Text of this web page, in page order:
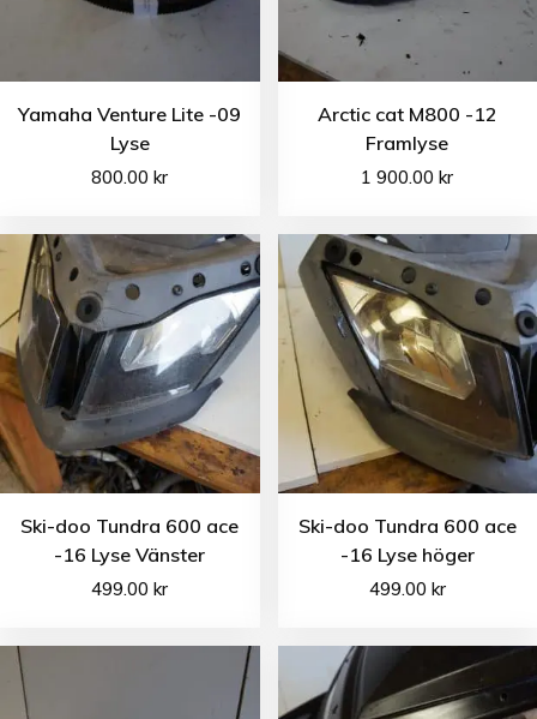
Yamaha Venture Lite -09
Lyse
800.00kr
Arctic cat M800 -12
Framlyse
1 900.00kr
Ski-doo Tundra 600 ace
-16 Lyse Vänster
499.00kr
Ski-doo Tundra 600 ace
-16 Lyse höger
499.00 kr